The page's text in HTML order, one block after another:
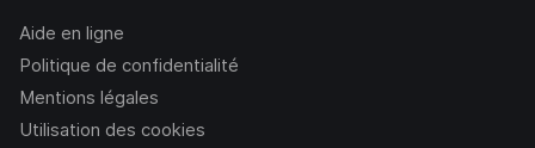
Aide en ligne
Politique de confidentialité
Mentions légales
Utilisation des cookies